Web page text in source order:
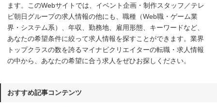
ます。このWebサイトでは、イベント企画・制作スタッフ／テレ
ビ朝日グループの求人情報の他にも、職種（Web職・ゲーム業
界・システム系）、年収、勤務地、雇用形態、キーワードなど、
あなたの希望条件に絞って求人情報を探すことができます。業界
トップクラスの数を誇るマイナビクリエイターの転職・求人情報
の中から、あなたの希望に合う求人をぜひお探しください。
おすすめ記事コンテンツ